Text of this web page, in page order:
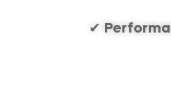
✔